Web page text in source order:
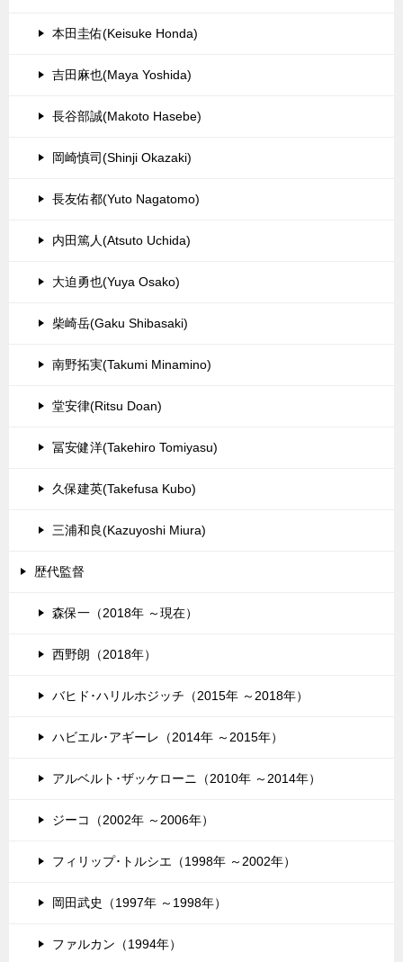
本田圭佑(Keisuke Honda)
吉田麻也(Maya Yoshida)
長谷部誠(Makoto Hasebe)
岡崎慎司(Shinji Okazaki)
長友佑都(Yuto Nagatomo)
内田篤人(Atsuto Uchida)
大迫勇也(Yuya Osako)
柴崎岳(Gaku Shibasaki)
南野拓実(Takumi Minamino)
堂安律(Ritsu Doan)
冨安健洋(Takehiro Tomiyasu)
久保建英(Takefusa Kubo)
三浦和良(Kazuyoshi Miura)
歴代監督
森保一（2018年 ～現在）
西野朗（2018年）
バヒド･ハリルホジッチ（2015年 ～2018年）
ハビエル･アギーレ（2014年 ～2015年）
アルベルト･ザッケローニ（2010年 ～2014年）
ジーコ（2002年 ～2006年）
フィリップ･トルシエ（1998年 ～2002年）
岡田武史（1997年 ～1998年）
ファルカン（1994年）